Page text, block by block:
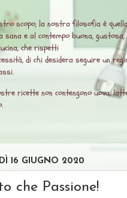
scopo, la nostra filosofia è
sana e al contempo buona,
che rispetti
di chi desidera seguire un
ricette non contengono uova,
16 GIUGNO 2020
che Passione!